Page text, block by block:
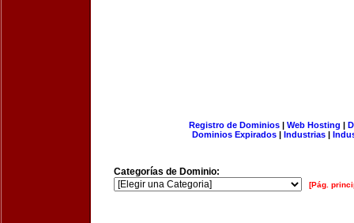
Registro de Dominios| Web Hosting |
Dominios Expirados | Industrias |
Categorías de Dominio:
[Pág.